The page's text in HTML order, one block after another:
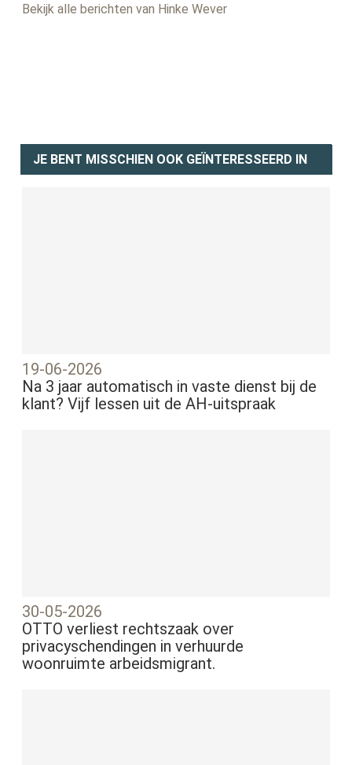
Bekijk alle berichten van Hinke Wever
JE BENT MISSCHIEN OOK GEÏNTERESSEERD IN
19-06-2026
Na 3 jaar automatisch in vaste dienst bij de
klant? Vijf lessen uit de AH-uitspraak
30-05-2026
OTTO verliest rechtszaak over
privacyschendingen in verhuurde
woonruimte arbeidsmigrant.